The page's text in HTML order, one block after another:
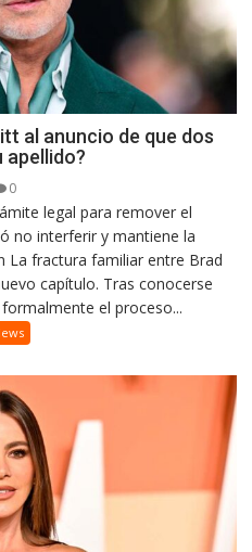
al anuncio de que dos
apellido?
0
legal para remover el
no interferir y mantiene la
La fractura familiar entre Brad
capítulo. Tras conocerse
el proceso...